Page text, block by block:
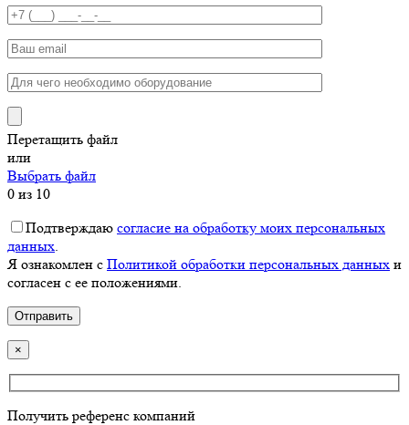
Перетащить файл
или
Выбрать файл
0 из 10
Подтверждаю согласие на обработку моих персональных
данных.
Я ознакомлен с Политикой обработки персональных данных и
согласен с ее положениями.
×
Получить референс компаний